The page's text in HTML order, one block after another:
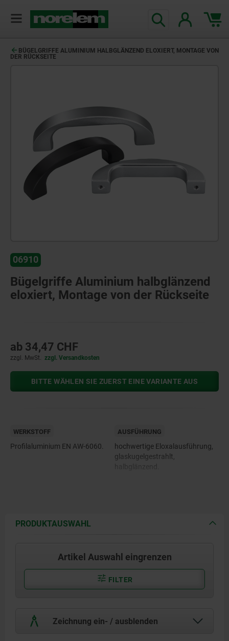
BÜGELGRIFFE ALUMINIUM HALBGLÄNZEND ELOXIERT, MONTAGE VON
DER RÜCKSEITE
06910
Bügelgriffe Aluminium halbglänzend
eloxiert, Montage von der Rückseite
ab 34,47 CHF
zzgl. MwSt. zzgl. Versandkosten
BITTE WÄHLEN SIE ZUERST EINE VARIANTE AUS
WERKSTOFF
Profilaluminium EN AW-6060.
AUSFÜHRUNG
hochwertige Eloxalausführung,
glaskugelgestrahlt,
PRODUKTAUSWAHL
Artikel Auswahl eingrenzen
FILTER
Zeichnung ein- / ausblenden